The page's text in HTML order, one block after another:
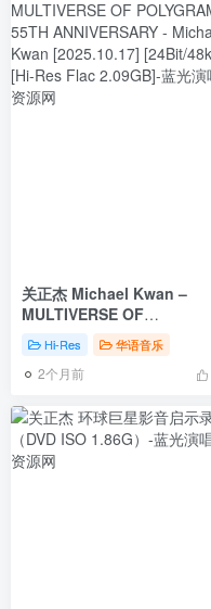
关正杰 Michael Kwan –
MULTIVERSE OF
POLYGRAM 55TH
ANNIVERSARY – Michael
Kwan [2025.10.17]
2.09GB]
Hi-Res 华语音乐
2个月前